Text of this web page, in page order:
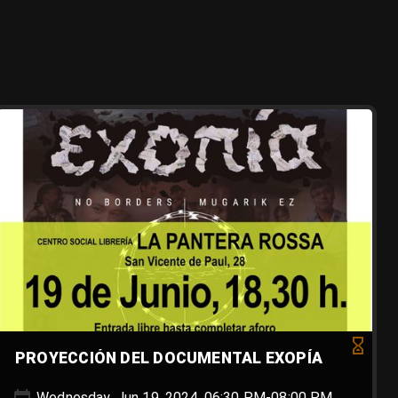
PROYECCIÓN DEL DOCUMENTAL EXOPÍA